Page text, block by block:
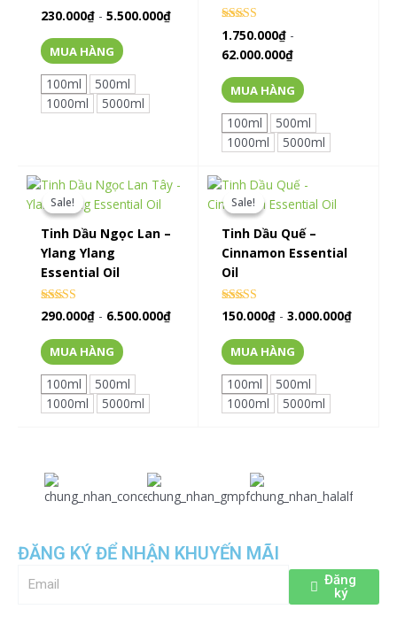
Rated
0
230.000₫ -5.500.000₫
MUA HÀNG
100ml
500ml
1000ml
5000ml
Rated
0
out of 5
1.750.000₫ -
62.000.000₫
MUA HÀNG
100ml
500ml
1000ml
5000ml
Sale!
Sale!
Tinh Dầu Ngọc Lan –
Ylang Ylang
Essential Oil
Rated
5.00
290.000₫ - 6.500.000₫
MUA HÀNG
100ml
500ml
1000ml
5000ml
Sale!
Sale!
Tinh Dầu Quế –
Cinnamon Essential
Oil
Rated
0
150.000₫ -3.000.000₫
MUA HÀNG
100ml
500ml
1000ml
5000ml
ĐĂNG KÝ ĐỂ NHẬN KHUYẾN MÃI
Đăng
ký